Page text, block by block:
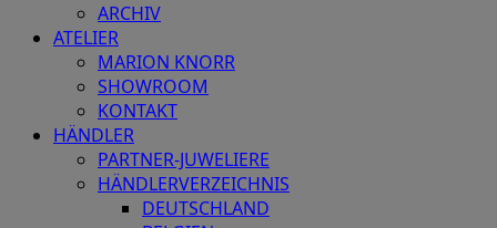
ARCHIV
ATELIER
MARION KNORR
SHOWROOM
KONTAKT
HÄNDLER
PARTNER-JUWELIERE
HÄNDLERVERZEICHNIS
DEUTSCHLAND